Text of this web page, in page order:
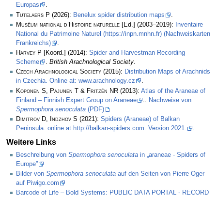
Europas
.
Tutelaers P (2026): Benelux spider distribution maps
Muséum national d’Histoire naturelle [Ed.] (2003–2019):
Inventaire
National du Patrimoine Naturel (https://inpn.mnhn.fr) (Nachweiskarten
Frankreichs)
.
Harvey P [Koord.] (2014): Spider and Harvestman Recording
Scheme
. British Arachnological Society.
Czech Arachnological Society (2015): Distribution Maps of Arachnids
in Czechia. Online at: www.arachnology.cz
.
Koponen S, Pajunen T & Fritzén NR (2013): Atlas of the Araneae of
Finland – Finnish Expert Group on Araneae
.: Nachweise von
Spermophora senoculata (PDF)
Dimitrov D, Indzhov S (2021): Spiders (Araneae) of Balkan
Peninsula. online at http://balkan-spiders.com. Version 2021.
.
Weitere Links
Beschreibung von Spermophora senoculata in „araneae - Spiders of
Europe”
Bilder von Spermophora senoculata auf den Seiten von Pierre Oger
auf Piwigo.com
Barcode of Life – Bold Systems: PUBLIC DATA PORTAL - RECORD